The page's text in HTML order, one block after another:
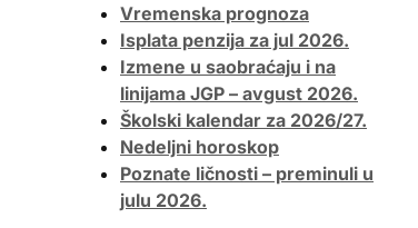
Vremenska prognoza
Isplata penzija za jul 2026.
Izmene u saobraćaju i na
linijama JGP – avgust 2026.
Školski kalendar za 2026/27.
Nedeljni horoskop
Poznate ličnosti – preminuli u
julu 2026.